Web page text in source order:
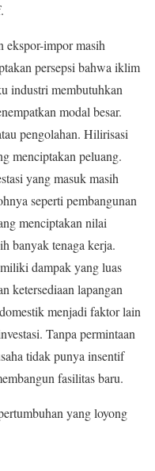
ekspor-impor masih
persepsi bahwa iklim
industri membutuhkan
modal besar.
pengolahan. Hilirisasi
menciptakan peluang.
yang masuk masih
seperti pembangunan
menciptakan nilai
banyak tenaga kerja.
dampak yang luas
ketersediaan lapangan
menjadi faktor lain
Tanpa permintaan
tidak punya insentif
fasilitas baru.
yang loyong